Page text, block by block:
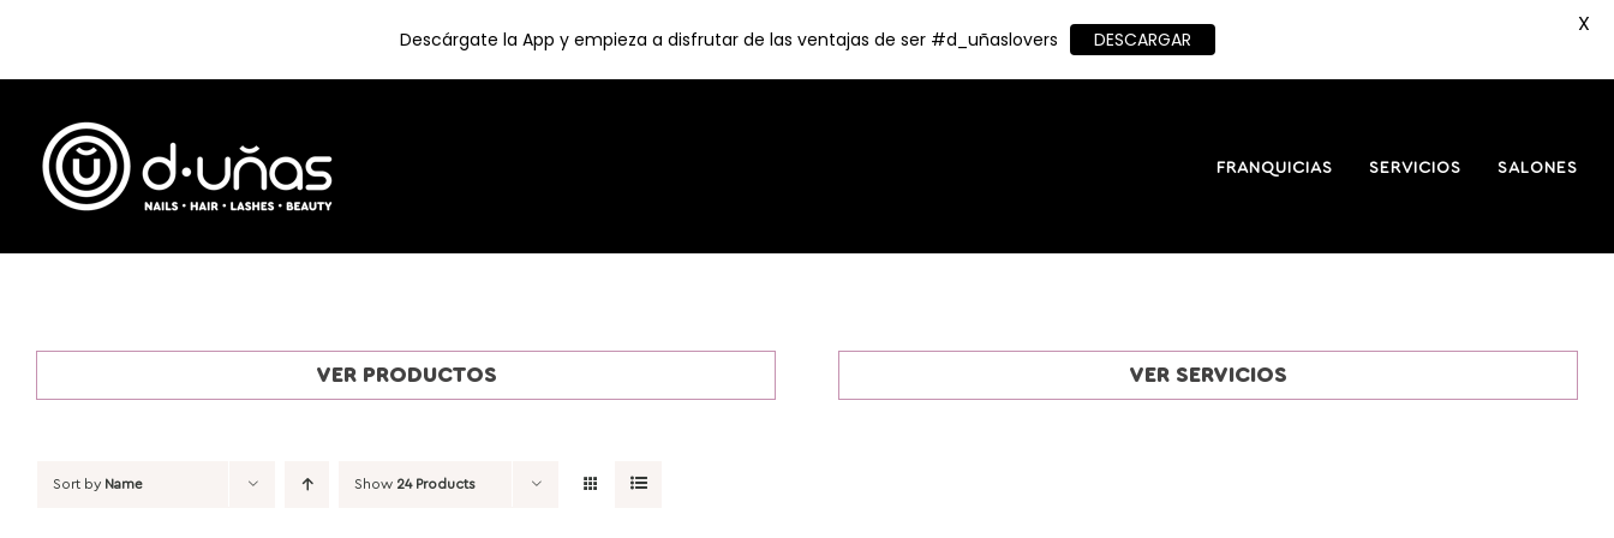
content
FRANQUICIAS SERVICIOS SALONES
VER PRODUCTOS VER SERVICIOS
Sort by Name Show 24 Products
Descárgate la App y empieza a disfrutar de las ventajas de ser #d_uñaslovers DESCARGAR
X